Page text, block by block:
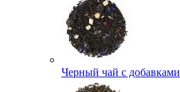
Черный чай с добавками